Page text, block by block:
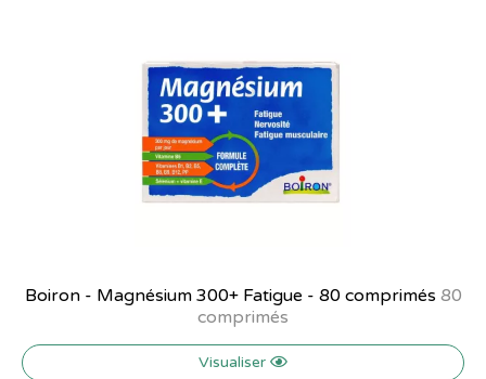
Boiron - Magnésium 300+ Fatigue - 80 comprimés 80
comprimés
Visualiser